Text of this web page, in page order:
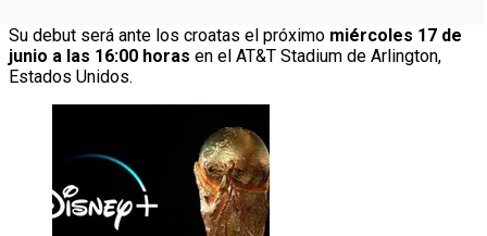
Su debut será ante los croatas el próximo miércoles 17 de
junio a las 16:00 horas en el AT&T Stadium de Arlington,
Estados Unidos.